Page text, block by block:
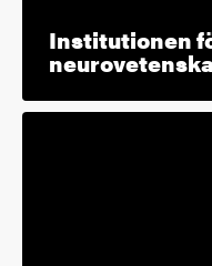
Institutionen